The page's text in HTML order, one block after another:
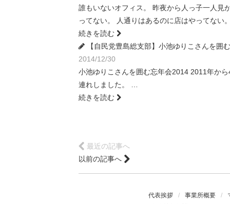
誰もいないオフィス。 昨夜から人っ子一人見
ってない。 人通りはあるのに店はやってな
続きを読む
【自民党豊島総支部】小池ゆりこさんを囲
2014/12/30
小池ゆりこさんを囲む忘年会2014 2011年か
連れしました。 …
続きを読む
最近の記事へ
以前の記事へ
代表挨拶 / 事業所概要 /